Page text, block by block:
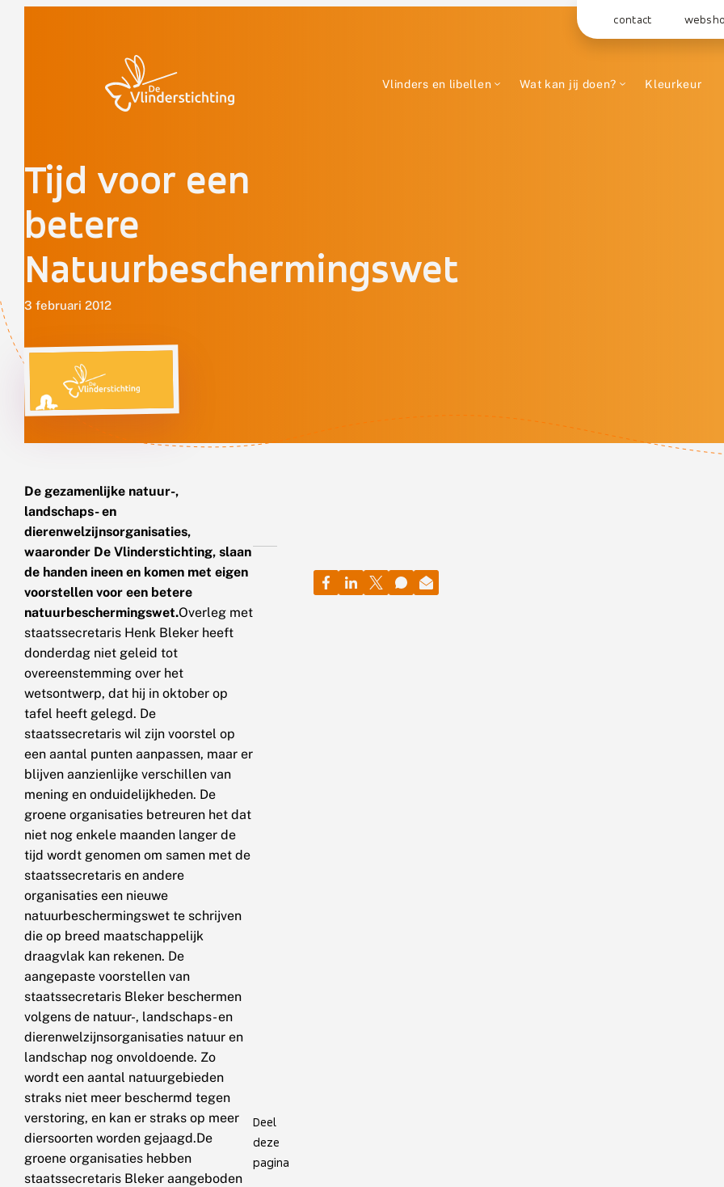
contact
Vlinders en libellen Wat kan jij doen? Kleurkeur
Tijd voor een
betere
Natuurbeschermingswet
3 februari 2012
De gezamenlijke natuur-,
landschaps- en
dierenwelzijnsorganisaties,
waaronder De Vlinderstichting, slaan
de handen ineen en komen met eigen
voorstellen voor een betere
natuurbeschermingswet.Overleg met
staatssecretaris Henk Bleker heeft
donderdag niet geleid tot
overeenstemming over het
wetsontwerp, dat hij in oktober op
tafel heeft gelegd. De
staatssecretaris wil zijn voorstel op
een aantal punten aanpassen, maar er
blijven aanzienlijke verschillen van
mening en onduidelijkheden. De
groene organisaties betreuren het dat
niet nog enkele maanden langer de
tijd wordt genomen om samen met de
staatssecretaris en andere
organisaties een nieuwe
natuurbeschermingswet te schrijven
die op breed maatschappelijk
draagvlak kan rekenen. De
aangepaste voorstellen van
staatssecretaris Bleker beschermen
volgens de natuur-, landschaps- en
dierenwelzijnsorganisaties natuur en
landschap nog onvoldoende. Zo
wordt een aantal natuurgebieden
straks niet meer beschermd tegen
verstoring, en kan er straks op meer
diersoorten worden gejaagd.De
groene organisaties hebben
staatssecretaris Bleker aangeboden
Deel
deze
pagina